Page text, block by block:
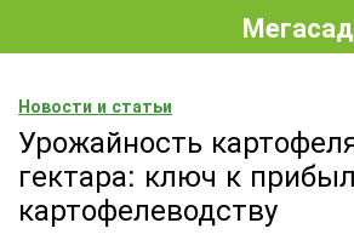
Мегасад
Новости и статьи
Урожайность
гектара: ключ к
картофелеводству